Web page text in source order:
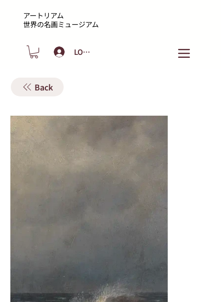
アートリアム
​世界の名画ミュージアム
LOGIN
Back